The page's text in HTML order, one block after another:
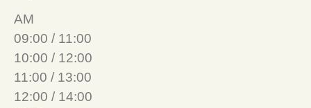
AM
09:00 / 11:00
10:00 / 12:00
11:00 / 13:00
12:00 / 14:00